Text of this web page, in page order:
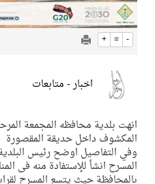
- متابعات
المجمعة المرحله الاولي من
حديقة المقصورة
رئيس البلدية فهد بن عبدالله
منه فى المناسبات